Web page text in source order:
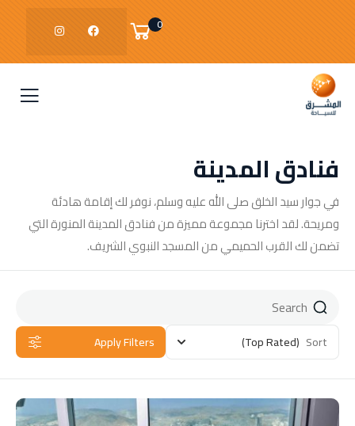
0
فنادق المدينة
في جوار سيد الخلق صلى الله عليه وسلم، نوفر لك إقامة هادئة
ومريحة. لقد اخترنا مجموعة مميزة من فنادق المدينة المنورة التي
تضمن لك القرب الحميمي من المسجد النبوي الشريف.
Sort
(Top Rated)
Apply Filters